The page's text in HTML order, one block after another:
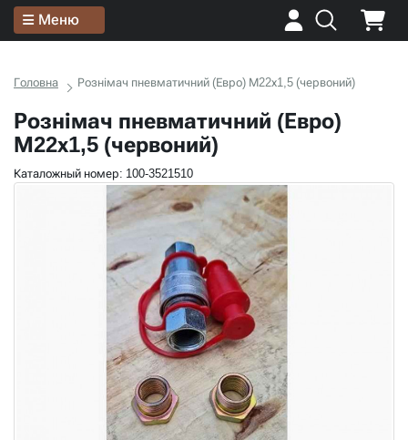
Меню
Головна Рознімач пневматичний (Евро) М22х1,5 (червоний)
Рознімач пневматичний (Евро)
М22х1,5 (червоний)
Каталожный номер: 100-3521510